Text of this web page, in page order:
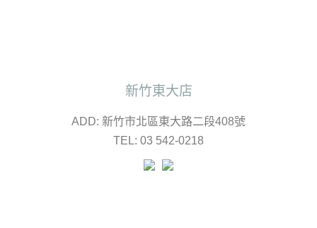
新竹東大店
ADD: 新竹市北區東大路二段408號
TEL: 03 542-0218